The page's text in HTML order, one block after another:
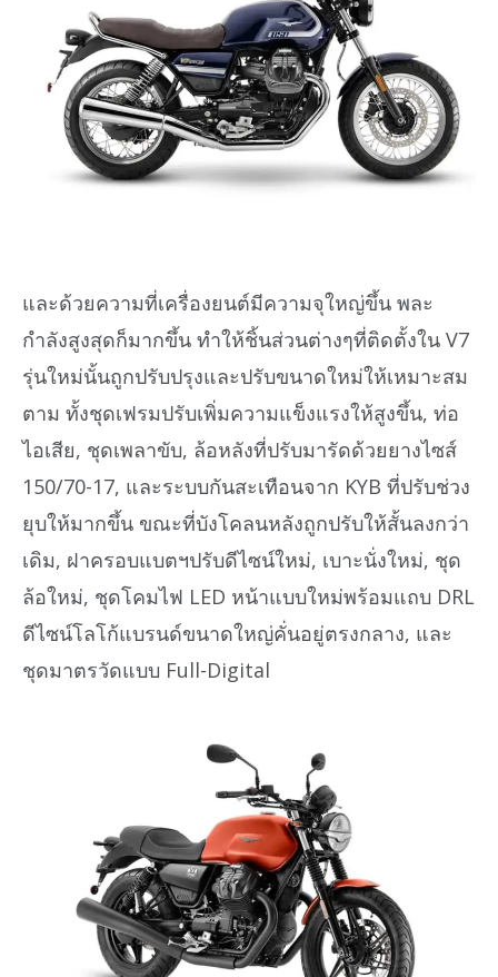
และด้วยความที่เครื่องยนต์มีความจุใหญ่ขึ้น พละ
กำลังสูงสุดก็มากขึ้น ทำให้ชิ้นส่วนต่างๆที่ติดตั้งใน V7
รุ่นใหม่นั้นถูกปรับปรุงและปรับขนาดใหม่ให้เหมาะสม
ตาม ทั้งชุดเฟรมปรับเพิ่มความแข็งแรงให้สูงขึ้น, ท่อ
ไอเสีย, ชุดเพลาขับ, ล้อหลังที่ปรับมารัดด้วยยางไซส์
150/70-17, และระบบกันสะเทือนจาก KYB ที่ปรับช่วง
ยุบให้มากขึ้น ขณะที่บังโคลนหลังถูกปรับให้สั้นลงกว่า
เดิม, ฝาครอบแบตฯปรับดีไซน์ใหม่, เบาะนั่งใหม่, ชุด
ล้อใหม่, ชุดโคมไฟ LED หน้าแบบใหม่พร้อมแถบ DRL
ดีไซน์โลโก้แบรนด์ขนาดใหญ่คั่นอยู่ตรงกลาง, และ
ชุดมาตรวัดแบบ Full-Digital